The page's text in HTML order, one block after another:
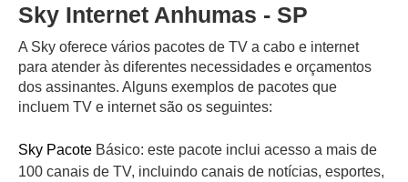
Sky Internet Anhumas - SP
A Sky oferece vários pacotes de TV a cabo e internet
para atender às diferentes necessidades e orçamentos
dos assinantes. Alguns exemplos de pacotes que
incluem TV e internet são os seguintes:
Sky Pacote Básico: este pacote inclui acesso a mais de
100 canais de TV, incluindo canais de notícias, esportes,